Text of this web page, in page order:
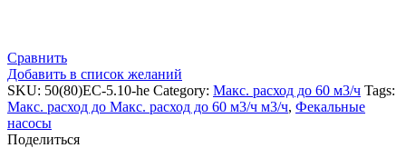
Сравнить
Добавить в список желаний
SKU: 50(80)EC-5.10-he Category: Макс. расход до 60 м3/ч Tags:
Макс. расход до Макс. расход до 60 м3/ч м3/ч, Фекальные
насосы
Поделиться